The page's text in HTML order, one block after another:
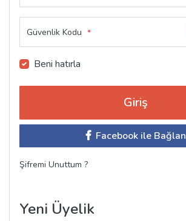
Güvenlik Kodu *
Beni hatırla
Facebook ile Bağlan
Şifremi Unuttum ?
Yeni Üyelik